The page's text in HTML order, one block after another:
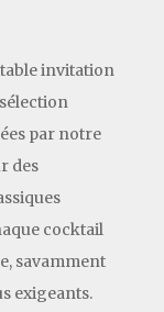
invitation
par notre
des
cocktail
savamment
exigeants.